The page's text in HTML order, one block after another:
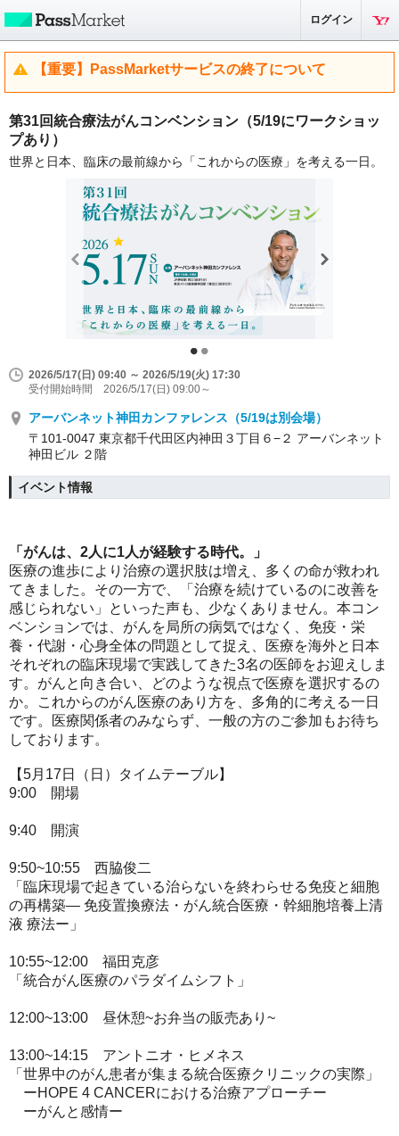
ログイン
【重要】PassMarketサービスの終了について
第31回統合療法がんコンベンション（5/19にワークショッ
プあり）
世界と日本、臨床の最前線から「これからの医療」を考える一日。
2026/5/17(日) 09:40 ～ 2026/5/19(火) 17:30
受付開始時間 2026/5/17(日) 09:00～
アーバンネット神田カンファレンス（5/19は別会場）
〒101-0047 東京都千代田区内神田３丁目６−２ アーバンネット
神田ビル ２階
イベント情報
「がんは、2人に1人が経験する時代。」
医療の進歩により治療の選択肢は増え、多くの命が救われ
てきました。その一方で、「治療を続けているのに改善を
感じられない」といった声も、少なくありません。本コン
ベンションでは、がんを局所の病気ではなく、免疫・栄
養・代謝・心身全体の問題として捉え、医療を海外と日本
それぞれの臨床現場で実践してきた3名の医師をお迎えしま
す。がんと向き合い、どのような視点で医療を選択するの
か。これからのがん医療のあり方を、多角的に考える一日
です。医療関係者のみならず、一般の方のご参加もお待ち
しております。
【5月17日（日）タイムテーブル】
9:00 開場
9:40 開演
9:50~10:55 西脇俊二
「臨床現場で起きている治らないを終わらせる免疫と細胞
の再構築― 免疫置換療法・がん統合医療・幹細胞培養上清
液 療法ー」
10:55~12:00 福田克彦
「統合がん医療のパラダイムシフト」
12:00~13:00 昼休憩~お弁当の販売あり~
13:00~14:15 アントニオ・ヒメネス
「世界中のがん患者が集まる統合医療クリニックの実際」
ーHOPE 4 CANCERにおける治療アプローチー
ーがんと感情ー